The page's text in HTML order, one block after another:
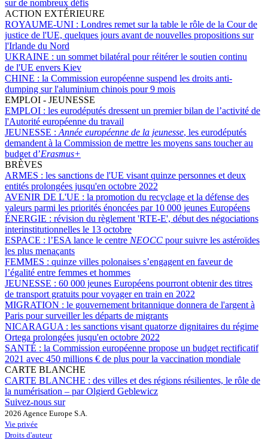
sur de nombreux défis
ACTION EXTÉRIEURE
ROYAUME-UNI : Londres remet sur la table le rôle de la Cour de
justice de l'UE, quelques jours avant de nouvelles propositions sur
l'Irlande du Nord
UKRAINE : un sommet bilatéral pour réitérer le soutien continu
de l'UE envers Kiev
CHINE : la Commission européenne suspend les droits anti-
dumping sur l'aluminium chinois pour 9 mois
EMPLOI - JEUNESSE
EMPLOI : les eurodéputés dressent un premier bilan de l’activité de
l'Autorité européenne du travail
JEUNESSE : Année européenne de la jeunesse, les eurodéputés
demandent à la Commission de mettre les moyens sans toucher au
budget d’Erasmus+
BRÈVES
ARMES : les sanctions de l'UE visant quinze personnes et deux
entités prolongées jusqu'en octobre 2022
AVENIR DE L'UE : la promotion du recyclage et la défense des
valeurs parmi les priorités énoncées par 10 000 jeunes Européens
ÉNERGIE : révision du règlement 'RTE-E', début des négociations
interinstitutionnelles le 13 octobre
ESPACE : l’ESA lance le centre NEOCC pour suivre les astéroïdes
les plus menaçants
FEMMES : quinze villes polonaises s’engagent en faveur de
l’égalité entre femmes et hommes
JEUNESSE : 60 000 jeunes Européens pourront obtenir des titres
de transport gratuits pour voyager en train en 2022
MIGRATION : le gouvernement britannique donnera de l'argent à
Paris pour surveiller les départs de migrants
NICARAGUA : les sanctions visant quatorze dignitaires du régime
Ortega prolongées jusqu'en octobre 2022
SANTÉ : la Commission européenne propose un budget rectificatif
2021 avec 450 millions € de plus pour la vaccination mondiale
CARTE BLANCHE
CARTE BLANCHE : des villes et des régions résilientes, le rôle de
la numérisation – par Olgierd Geblewicz
Suivez-nous sur
2026 Agence Europe S.A.
Vie privée
Droits d'auteur